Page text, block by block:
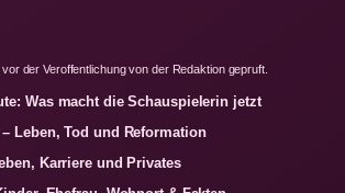
der Veroffentlichung von der Redaktion gepruft.
Was macht die Schauspielerin jetzt
Leben, Tod und Reformation
Karriere und Privates